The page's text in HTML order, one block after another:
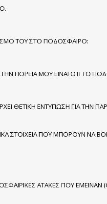
ΤΟΥ ΣΤΟ ΠΟΔΟΣΦΑΙΡΟ:
ΠΟΡΕΙΑ ΜΟΥ ΕΙΝΑΙ ΟΤΙ ΤΟ
ΘΕΤΙΚΗ ΕΝΤΥΠΩΣΗ ΓΙΑ ΤΗΝ
ΣΤΟΙΧΕΙΑ ΠΟΥ ΜΠΟΡΟΥΝ ΝΑ
ΑΤΑΚΕΣ ΠΟΥ